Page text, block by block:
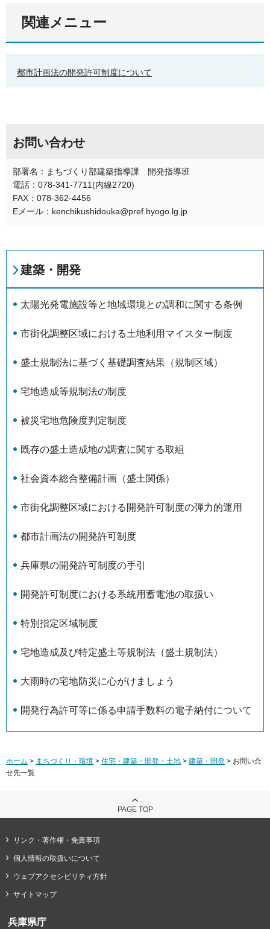
関連メニュー
都市計画法の開発許可制度について
お問い合わせ
部署名：まちづくり部建築指導課 開発指導班
電話：078-341-7711(内線2720)
FAX：078-362-4456
Eメール：kenchikushidouka@pref.hyogo.lg.jp
建築・開発
太陽光発電施設等と地域環境との調和に関する条例
市街化調整区域における土地利用マイスター制度
盛土規制法に基づく基礎調査結果（規制区域）
宅地造成等規制法の制度
被災宅地危険度判定制度
既存の盛土造成地の調査に関する取組
社会資本総合整備計画（盛土関係）
市街化調整区域における開発許可制度の弾力的運用
都市計画法の開発許可制度
兵庫県の開発許可制度の手引
開発許可制度における系統用蓄電池の取扱い
特別指定区域制度
宅地造成及び特定盛土等規制法（盛土規制法）
大雨時の宅地防災に心がけましょう
開発行為許可等に係る申請手数料の電子納付について
ホーム > まちづくり・環境 > 住宅・建築・開発・土地 > 建築・開発 > お問い合
せ先一覧
PAGE TOP
リンク・著作権・免責事項
個人情報の取扱いについて
ウェブアクセシビリティ方針
サイトマップ
兵庫県庁